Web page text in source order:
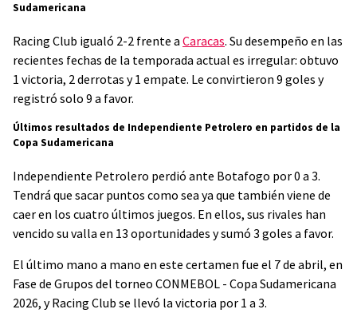
Sudamericana
Racing Club igualó 2-2 frente a Caracas. Su desempeño en las
recientes fechas de la temporada actual es irregular: obtuvo
1 victoria, 2 derrotas y 1 empate. Le convirtieron 9 goles y
registró solo 9 a favor.
Últimos resultados de Independiente Petrolero en partidos de la
Copa Sudamericana
Independiente Petrolero perdió ante Botafogo por 0 a 3.
Tendrá que sacar puntos como sea ya que también viene de
caer en los cuatro últimos juegos. En ellos, sus rivales han
vencido su valla en 13 oportunidades y sumó 3 goles a favor.
El último mano a mano en este certamen fue el 7 de abril, en
Fase de Grupos del torneo CONMEBOL - Copa Sudamericana
2026, y Racing Club se llevó la victoria por 1 a 3.